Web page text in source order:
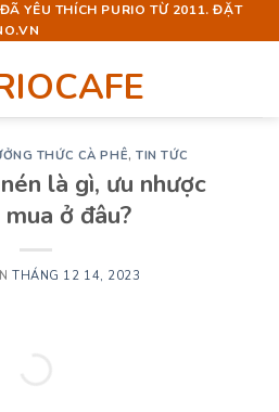
YÊU THÍCH PURIO TỪ 2011. ĐẶT
THỨC CÀ PHÊ,TIN TỨC
là gì, ưu nhược
ở đâu?
THÁNG 12 14, 2023